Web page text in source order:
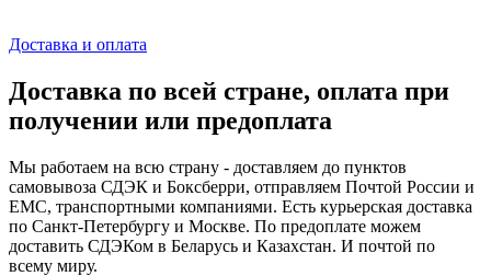
Доставка и оплата
Доставка по всей стране, оплата при
получении или предоплата
Мы работаем на всю страну - доставляем до пунктов
самовывоза СДЭК и Боксберри, отправляем Почтой России и
ЕМС, транспортными компаниями. Есть курьерская доставка
по Санкт-Петербургу и Москве. По предоплате можем
доставить СДЭКом в Беларусь и Казахстан. И почтой по
всему миру.